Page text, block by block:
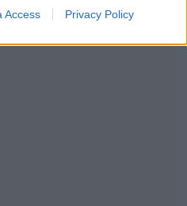
Access Privacy Policy